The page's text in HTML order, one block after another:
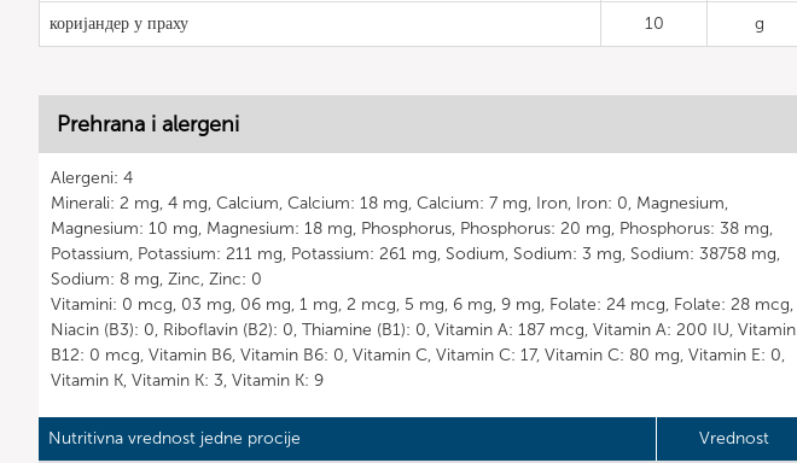
коријандер у праху 10 g
Prehrana i alergeni
Alergeni: 4
Minerali: 2 mg, 4 mg, Calcium, Calcium: 18 mg, Calcium: 7 mg, Iron, Iron: 0, Magnesium,
Magnesium: 10 mg, Magnesium: 18 mg, Phosphorus, Phosphorus: 20 mg, Phosphorus: 38 mg,
Potassium, Potassium: 211 mg, Potassium: 261 mg, Sodium, Sodium: 3 mg, Sodium: 38758 mg,
Sodium: 8 mg, Zinc, Zinc: 0
Vitamini: 0 mcg, 03 mg, 06 mg, 1 mg, 2 mcg, 5 mg, 6 mg, 9 mg, Folate: 24 mcg, Folate: 28 mcg,
Niacin (B3): 0, Riboflavin (B2): 0, Thiamine (B1): 0, Vitamin A: 187 mcg, Vitamin A: 200 IU, Vitamin
B12: 0 mcg, Vitamin B6, Vitamin B6: 0, Vitamin C, Vitamin C: 17, Vitamin C: 80 mg, Vitamin E: 0,
Vitamin K, Vitamin K: 3, Vitamin K: 9
Nutritivna vrednost jedne procije Vrednost